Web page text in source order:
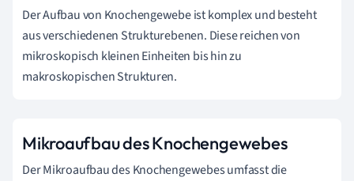
Der Aufbau von Knochengewebe ist komplex und besteht
aus verschiedenen Strukturebenen. Diese reichen von
mikroskopisch kleinen Einheiten bis hin zu
makroskopischen Strukturen.
Mikroaufbau des Knochengewebes
Der Mikroaufbau des Knochengewebes umfasst die